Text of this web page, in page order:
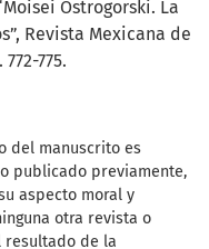
Ostrogorski. La
Revista Mexicana de
775.
del manuscrito es
publicado previamente,
aspecto moral y
otra revista o
resultado de la